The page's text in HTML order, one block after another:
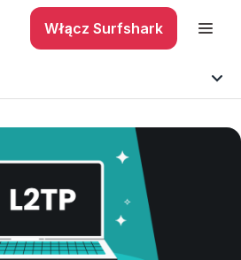
Włącz Surfshark